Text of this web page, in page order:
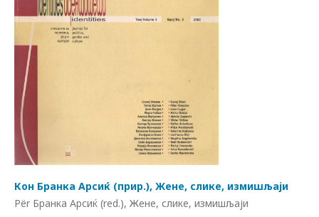
Кон Бранка Арсиќ (прир.), Жене, слике, измишљаји
Për Бранка Арсиќ (red.), Жене, слике, измишљаји